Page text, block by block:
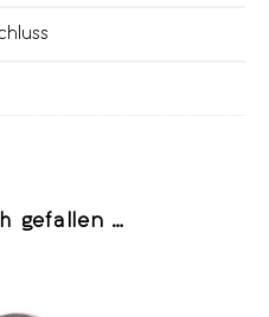
gefallen …